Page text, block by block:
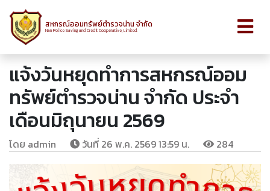
สหกรณ์ออมทรัพย์ตำรวจน่าน จำกัด
Nan Police Saving and Credit Cooperative, Limited.
แจ้งวันหยุดทำการสหกรณ์ออม
ทรัพย์ตำรวจน่าน จำกัด ประจำ
เดือนมิถุนายน 2569
โดย admin วันที่ 26 พ.ค. 2569 13:59 น. 284